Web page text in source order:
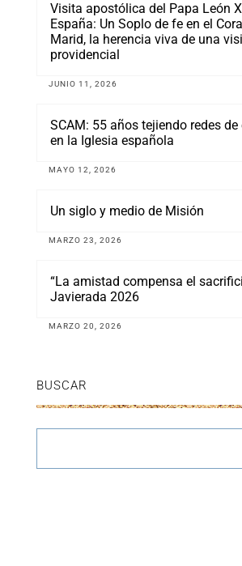
Visita apostólica del Papa León
España: Un Soplo de fe en el
Marid, la herencia viva de una
providencial
JUNIO 11, 2026
SCAM: 55 años tejiendo redes de
en la Iglesia española
MAYO 12, 2026
Un siglo y medio de Misión
MARZO 23, 2026
“La amistad compensa el
Javierada 2026
MARZO 20, 2026
BUSCAR